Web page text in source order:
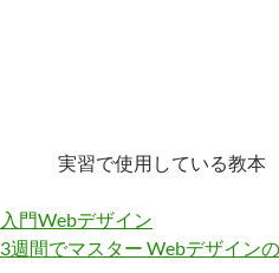
実習で使用している教本
入門Webデザイン
3週間でマスター Webデザイン